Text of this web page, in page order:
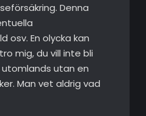
Denna
osv. En olycka kan
mig, du vill inte bli
utan en
Man vet aldrig vad